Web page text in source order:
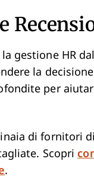
gestione HR
la
per
di fornitori
Scopri
.